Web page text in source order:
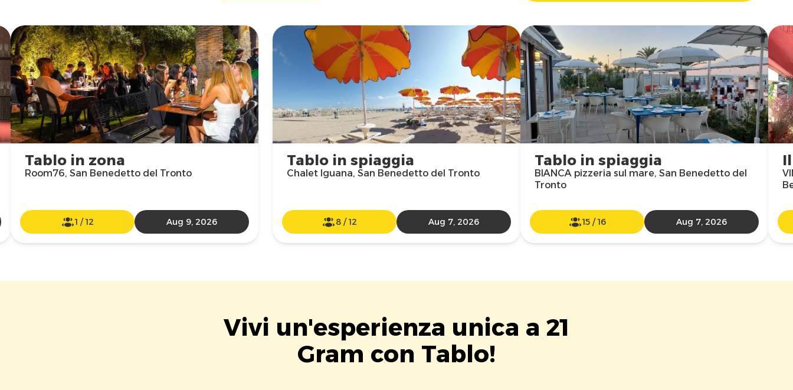
Tablo in spiaggia
Chalet Iguana, San Benedetto del Tronto
8 /12 Aug 7, 2026
Tablo in spiaggia
BIANCA pizzeria sul mare, San Benedetto del
Tronto
15 /16 Aug 7, 2026
Tablo in zona
Room76, San Benedetto del Tronto
1 /12 Aug 9, 2026
Vivi un'esperienza unica a 21
Gram con Tablo!